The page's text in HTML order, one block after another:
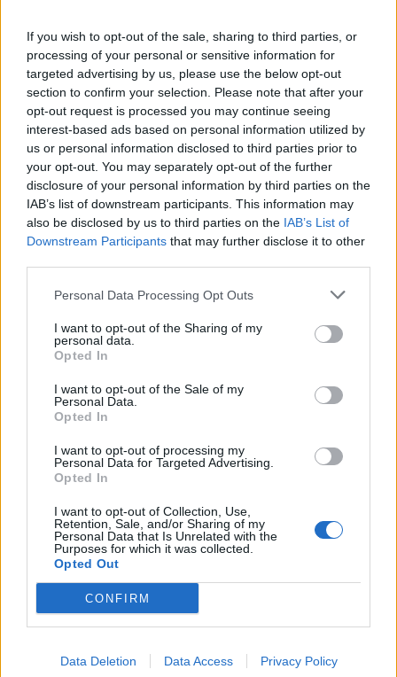
If you wish to opt-out of the sale, sharing to third parties, or
processing of your personal or sensitive information for
targeted advertising by us, please use the below opt-out
section to confirm your selection. Please note that after your
opt-out request is processed you may continue seeing
interest-based ads based on personal information utilized by
us or personal information disclosed to third parties prior to
your opt-out. You may separately opt-out of the further
disclosure of your personal information by third parties on the
IAB’s list of downstream participants. This information may
also be disclosed by us to third parties on the IAB’s List of
Downstream Participants that may further disclose it to other
Personal Data Processing Opt Outs
I want to opt-out of the Sharing of my
personal data.
Opted In
I want to opt-out of the Sale of my
Personal Data.
Opted In
I want to opt-out of processing my
Personal Data for Targeted Advertising.
Opted In
I want to opt-out of Collection, Use,
Retention, Sale, and/or Sharing of my
Personal Data that Is Unrelated with the
Purposes for which it was collected.
Opted Out
CONFIRM
Data Deletion Data Access Privacy Policy
Skolu ēdināšana ir ļoti konservatīvs un grūti maināms
process – izmaiņas notiek, bet lēni
Sāls un cukura, nevis vitamīnu avots – iemesli, kādēļ ar
marinējumiem nevajadzētu aizrauties